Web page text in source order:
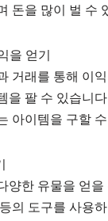
돈을 많이 벌 수
을 얻기
거래를 통해 이
을 팔 수 있습니
아이템을 구할
양한 유물을 얻
의 도구를 사용